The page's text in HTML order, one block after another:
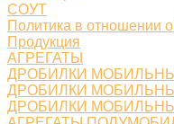
СОУТ
Политика в отношении
Продукция
АГРЕГАТЫ
ДРОБИЛКИ
ДРОБИЛКИ
ДРОБИЛКИ